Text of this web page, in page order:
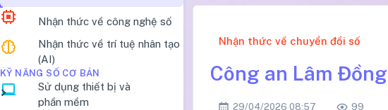
Nhận thức về công nghệ số
Nhận thức về trí tuệ nhân tạo
(AI)
KỸ NĂNG SỐ CƠ BẢN
Sử dụng thiết bị và
phần mềm
Nhận thức về chuyển đổi số
Công an Lâm
29/04/2026 08:57 99